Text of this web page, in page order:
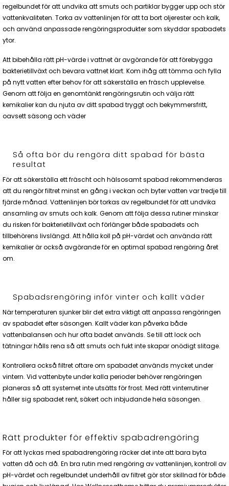
regelbundet för att undvika att smuts och partiklar bygger upp och stör
vattenkvaliteten. Torka av vattenlinjen för att ta bort oljerester och kalk,
och använd anpassade rengöringsprodukter som skyddar spabadets
ytor.
Att bibehålla rätt pH-värde i vattnet är avgörande för att förebygga
bakterietillväxt och bevara vattnet klart. Kom ihåg att tömma och fylla
på nytt vatten efter behov för att säkerställa en fräsch upplevelse.
Genom att följa en genomtänkt rengöringsrutin och välja rätt
kemikalier kan du njuta av ditt spabad tryggt och bekymmersfritt,
oavsett säsong och väder
Så ofta bör du rengöra ditt spabad för bästa
resultat
För att säkerställa ett fräscht och hälsosamt spabad rekommenderas
att du rengör filtret minst en gång i veckan och byter vatten var tredje till
fjärde månad. Vattenlinjen bör torkas av regelbundet för att undvika
ansamling av smuts och kalk. Genom att följa dessa rutiner minskar
du risken för bakterietillväxt och förlänger både spabadets och
tillbehörens livslängd. Att hålla koll på pH-värdet och använda rätt
kemikalier är också avgörande för en optimal spabad rengöring året
om.
Spabadsrengöring inför vinter och kallt väder
När temperaturen sjunker blir det extra viktigt att anpassa rengöringen
av spabadet efter säsongen. Kallt väder kan påverka både
vattenbalansen och hur ofta badet används. Se till att lock och
tätningar hålls rena så att smuts och fukt inte skapar onödigt slitage.
Kontrollera också filtret oftare om spabadet används mycket under
vintern. Vid vattenbyte under kalla perioder behöver rengöringen
planeras så att systemet inte utsätts för frost. Med rätt vinterrutiner
håller sig spabadet rent, säkert och inbjudande hela säsongen.
Rätt produkter för effektiv spabadrengöring
För att lyckas med spabadrengöring räcker det inte att bara byta
vatten då och då. En bra rutin med rengöring av vattenlinjen, kontroll av
pH-värdet och regelbundet underhåll av filtret gör stor skillnad för både